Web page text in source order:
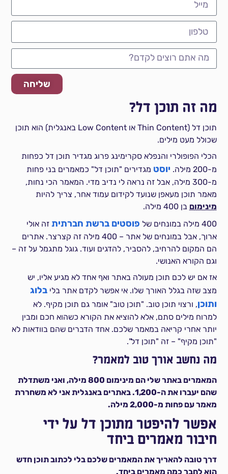
שליחה
מה זה תוכן דל?
תוכן דל (Thin Content או Low Content באנגלית) הוא תוכן
שכולל מעט מילים.
הכלי הפופולרי והנפלא סקרימינג פרוג מגדיר תוכן דל כפחות
מ-200 מילה.
יוסט מגדירים "תוכן דל" כמאמרים בני פחות
מ-300 מילה, אבל זה נראה לי נדיב מדי. המאמר הכי נחות,
מאמר תוכן מעאפן שנועד לקידום עמוד אחר, צריך להיות
מינימום בן 400 מילה.
400 מילה במונחים של
פוסטים ברשת חברתית זה אולי
ארוך, אבל במונחים של אתר – 400 מילה זה קצרצר. אתרים
הם המקום להרחיב, להסביר, להדגים ועוד. גוגל מתגמל על זה –
וגם הקורא האנושי.
אז אם יש לכם תוכן מעולה באתר ואף אחד לא מגיע אליו, יש
מצב שזה בגלל האורך שלו. אי אפשר לקדם אתר בליבלוג
ותוכן, ורצוי תוכן טוב. "תוכן טוב" אומר גם תוכן מקיף. לא
למרוח מילים סתם, אלא להוציא את הקורא כשהוא חכם ומבין
יותר אחרי קריאה במאמר שלכם. אחד הדברים שהם בוודאות לא
"תוכן מקיף" – זה "תוכן דל".
מה נחשב אורך טוב למאמר?
המאמרים באתר שלי הם מינימום 800 מילה, ואני משתדלת
שהם יעברו את ה-1,200. באתרים באנגלית אני לא משחררת
מאמר עם פחות מ-2,000 מילה.
אפשר להיפטר מתוכן דל על ידי
חיבור מאמרים ביחד
דרך טובה להאריך את המאמרים שלכם בלי לכתוב תוכן חדש
הוא לחבר כמה מאמרים ביחד.